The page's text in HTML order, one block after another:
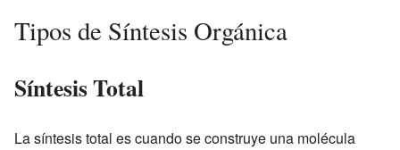
Tipos de Síntesis Orgánica
Síntesis Total
La síntesis total es cuando se construye una molécula